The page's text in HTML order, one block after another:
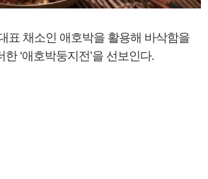
표 채소인 애호박을 활용해 바삭함을
‘애호박둥지전’을 선보인다.